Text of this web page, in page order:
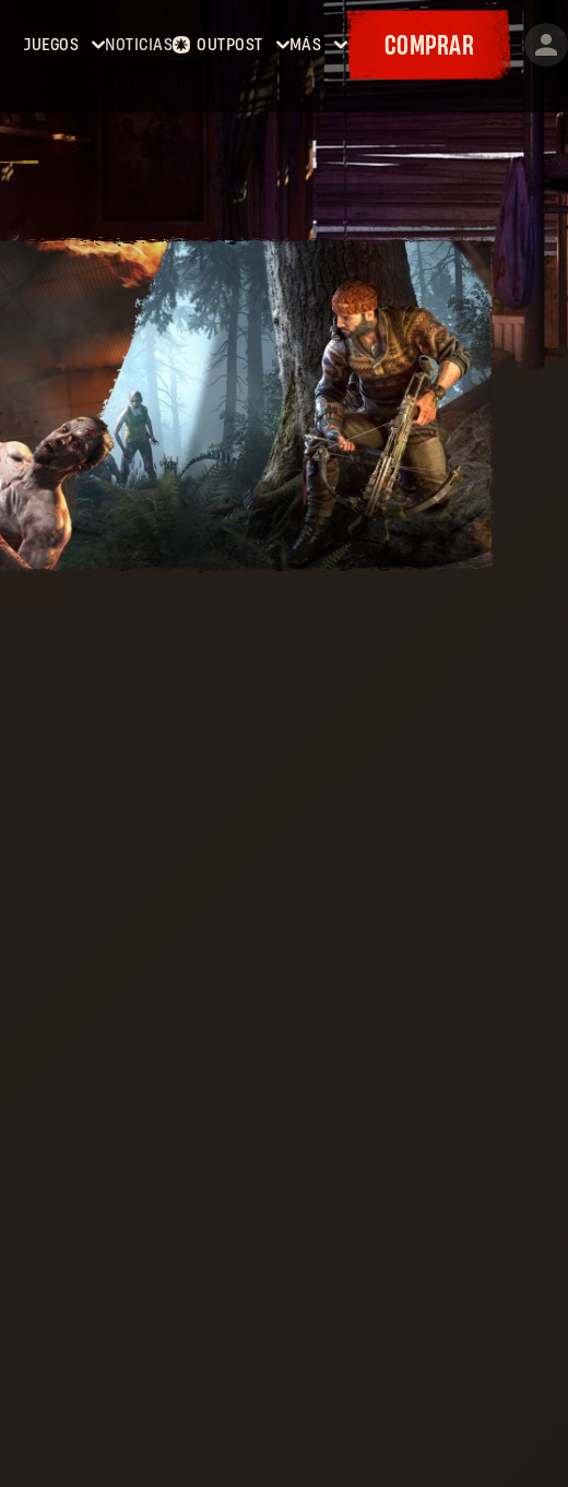
JUEGOS
Light
Dying
Light 2:
Light: The
NOTICIAS OUTPOST
Contratos
MÁS
Eventos
COMPRAR